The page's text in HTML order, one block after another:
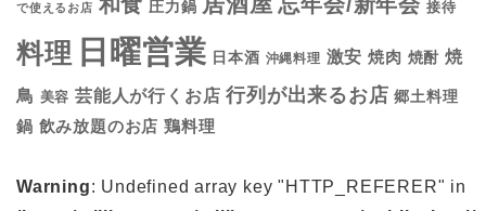
で使えるお店 圧力鍋 接待
料理 日曜営業 日本酒 沖縄料理 激安 焼肉 焼酎 焼
鳥 美容 芸能人が行くお店 行列が出来るお店 郷土料理
鍋 飲み放題のお店 鶏料理
Warning: Undefined array key "HTTP_REFERER" in